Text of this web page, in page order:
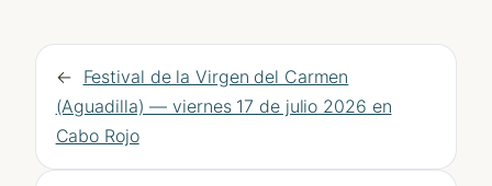
← Festival de la Virgen del Carmen
(Aguadilla) — viernes 17 de julio 2026 en
Cabo Rojo